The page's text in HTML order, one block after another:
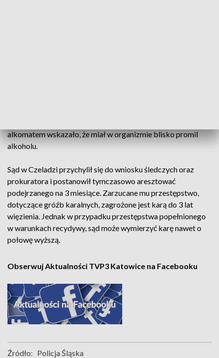
alkomatem wskazało, że miał w organizmie blisko promil
alkoholu.
Sąd w Czeladzi przychylił się do wniosku śledczych oraz
prokuratora i postanowił tymczasowo aresztować
podejrzanego na 3 miesiące. Zarzucane mu przestępstwo,
dotyczące gróźb karalnych, zagrożone jest karą do 3 lat
więzienia. Jednak w przypadku przestępstwa popełnionego
w warunkach recydywy, sąd może wymierzyć karę nawet o
połowę wyższą.
Obserwuj Aktualności TVP3 Katowice na Facebooku
Źródło: Policja Śląska